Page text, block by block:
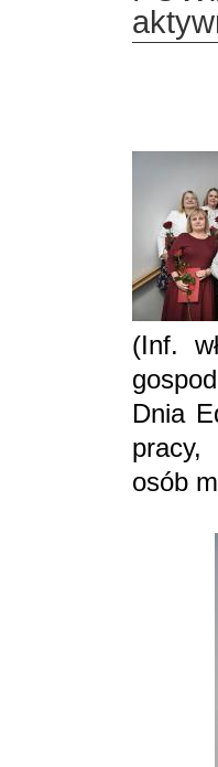
(Inf.
Dnia
pracy,
osób